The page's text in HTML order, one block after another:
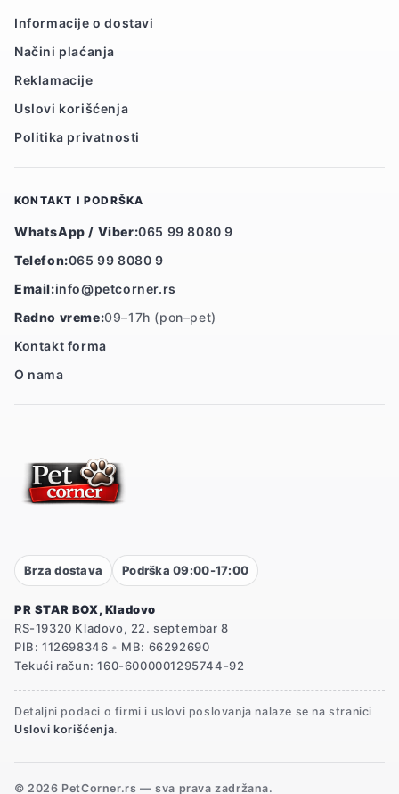
Informacije o dostavi
Načini plaćanja
Reklamacije
Uslovi korišćenja
Politika privatnosti
KONTAKT I PODRŠKA
WhatsApp / Viber:065 99 8080 9
Telefon:065 99 8080 9
Email:info@petcorner.rs
Radno vreme:09–17h (pon–pet)
Kontakt forma
O nama
Brza dostava Podrška 09:00-17:00
PR STAR BOX, Kladovo
RS-19320 Kladovo, 22. septembar 8
PIB: 112698346 • MB: 66292690
Tekući račun: 160-6000001295744-92
Detaljni podaci o firmi i uslovi poslovanja nalaze se na stranici
Uslovi korišćenja.
© 2026 PetCorner.rs — sva prava zadržana.